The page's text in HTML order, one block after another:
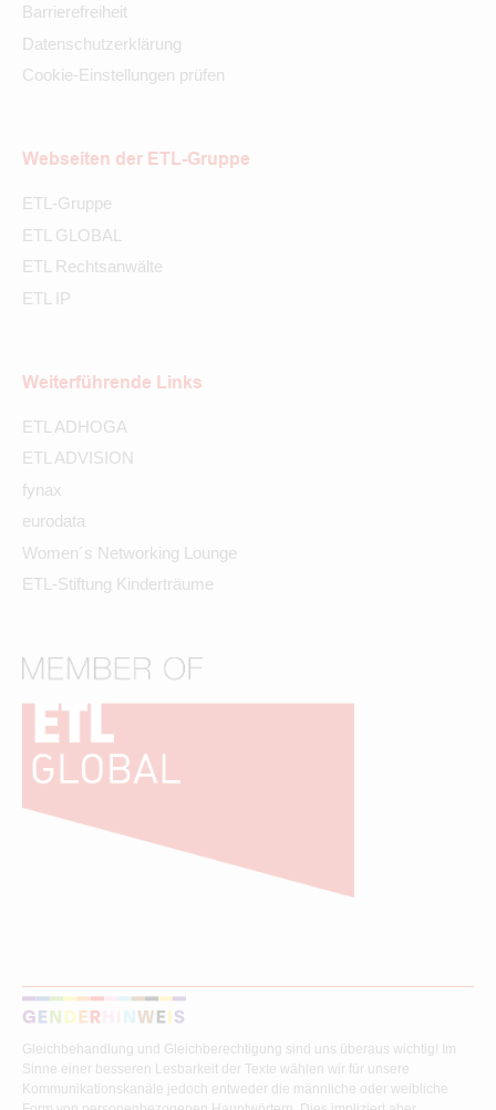
Barrierefreiheit
Datenschutzerklärung
Cookie-Einstellungen prüfen
Webseiten der ETL-Gruppe
ETL-Gruppe
ETL GLOBAL
ETL Rechtsanwälte
ETL IP
Weiterführende Links
ETL ADHOGA
ETL ADVISION
fynax
eurodata
Women´s Networking Lounge
ETL-Stiftung Kinderträume
Gleichbehandlung und Gleichberechtigung sind uns überaus wichtig! Im
Sinne einer besseren Lesbarkeit der Texte wählen wir für unsere
Kommunikationskanäle jedoch entweder die männliche oder weibliche